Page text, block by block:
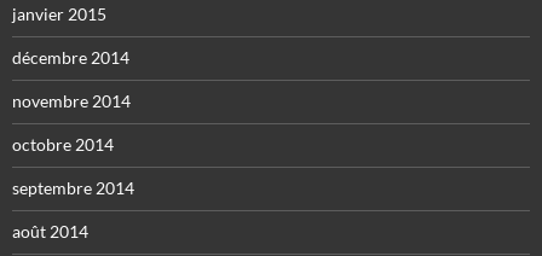
janvier 2015
décembre 2014
novembre 2014
octobre 2014
septembre 2014
août 2014